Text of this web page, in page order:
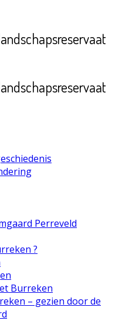
Perreveld
?
Burreken
– gezien door de